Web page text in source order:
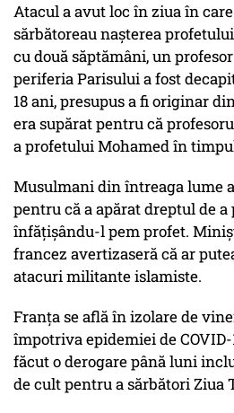
Atacul a avut loc în ziua în
sărbătoreau naşterea
cu două săptămâni, un
periferia Parisului a fost
18 ani, presupus a fi originar
era supărat pentru că
a profetului Mohamed în
Musulmani din întreaga lume
pentru că a apărat dreptul de
înfăţişându-l pem profet.
francez avertizaseră că ar
atacuri militante islamiste.
Franţa se află în izolare de
împotriva epidemiei de
făcut o derogare până luni
de cult pentru a sărbători Ziua